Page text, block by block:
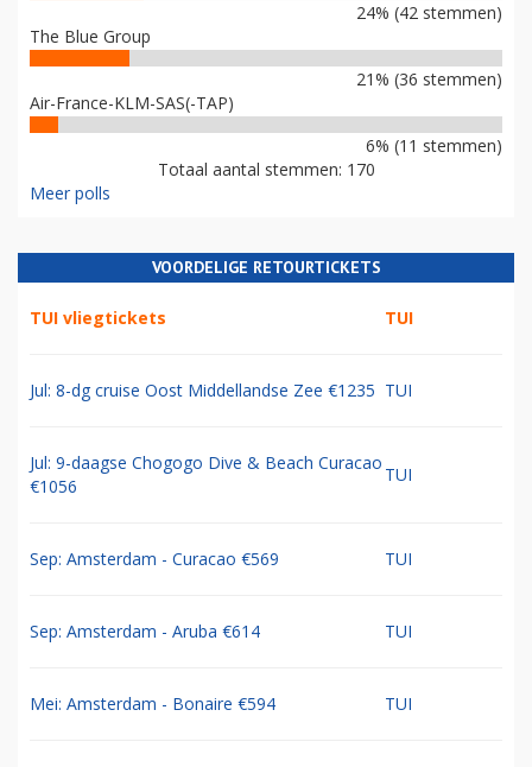
24% (42 stemmen)
The Blue Group
21% (36 stemmen)
Air-France-KLM-SAS(-TAP)
6% (11 stemmen)
Totaal aantal stemmen: 170
Meer polls
VOORDELIGE RETOURTICKETS
TUI vliegtickets TUI
Jul: 8-dg cruise Oost Middellandse Zee €1235 TUI
Jul: 9-daagse Chogogo Dive & Beach Curacao
€1056
TUI
Sep: Amsterdam - Curacao €569 TUI
Sep: Amsterdam - Aruba €614 TUI
Mei: Amsterdam - Bonaire €594 TUI